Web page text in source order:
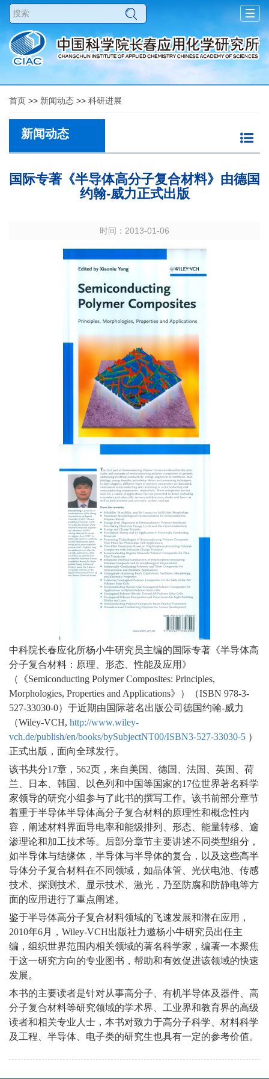
首页 >> 新闻动态 >> 科研进展
新闻动态
国际专著《半导体高分子复合材料》由德国
约翰-威力正式出版
时间：2013-01-06
中科院长春应化所杨小牛研究员主编的国际专著《半导体高
分子复合材料：原理、形态、性能及应用》
（《Semiconducting Polymer Composites: Principles,
Morphologies, Properties and Applications》）（ISBN 978-3-
527-33030-0）于近期由国际著名出版公司德国约翰-威力
（Wiley-VCH, http://www.wiley-
vch.de/publish/en/books/bySubjectNT00/ISBN3-527-33030-5 ）
正式出版，面向全球发行。
该书共分17章，562页，来自美国、德国、法国、英国、荷
兰、日本、韩国、以色列和中国等国家的17位世界著名科学
家领导的研究小组参与了此书的撰写工作。该书前部分章节
着重于半导体半导体高分子复合材料的原理性和概念性内
容，阐述材料界面导电率和能级排列、形态、能量转移、逾
渗理论和加工技术等。后部分章节主要讲述不同类型组分，
如半导体与结缘体，半导体与半导体的复合，以及这些高半
导体分子复合材料在不同领域，如晶体管、光伏电池、传感
技术、探测技术、显示技术、激光，乃至防腐和防静电等方
面的应用进行了重点阐述。
鉴于半导体高分子复合材料领域的飞速发展和潜在应用，
2010年6月，Wiley-VCH出版社力邀杨小牛研究员出任主
编，组织世界范围内相关领域的著名科学家，编著一本聚焦
于这一研究方向的专业图书，帮助和有效促进该领域的快速
发展。
本书的主要读者是针对从事高分子、有机半导体及器件、高
分子复合材料等研究领域的学术界、工业界和教育界的高级
读者和相关专业人士，本书对致力于高分子科学、材料科学
及工程、半导体、电子类的研究生也具有一定的参考价值。